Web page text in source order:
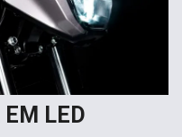
EM LED